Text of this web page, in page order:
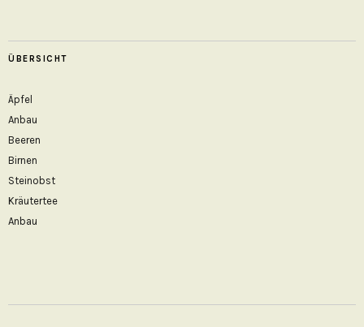
ÜBERSICHT
Äpfel
Anbau
Beeren
Birnen
Steinobst
Kräutertee
Anbau